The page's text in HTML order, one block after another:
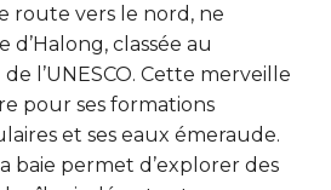
route vers le nord, ne
d’Halong, classée au
l’UNESCO. Cette merveille
pour ses formations
et ses eaux émeraude.
baie permet d’explorer des